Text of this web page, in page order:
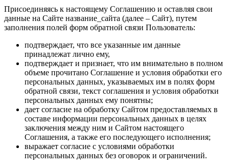
Присоединяясь к настоящему Соглашению и оставляя свои
данные на Сайте название_сайта (далее – Сайт), путем
заполнения полей форм обратной связи Пользователь:
подтверждает, что все указанные им данные
принадлежат лично ему,
подтверждает и признает, что им внимательно в полном
объеме прочитано Соглашение и условия обработки его
персональных данных, указываемых им в полях форм
обратной связи, текст соглашения и условия обработки
персональных данных ему понятны;
дает согласие на обработку Сайтом предоставляемых в
составе информации персональных данных в целях
заключения между ним и Сайтом настоящего
Соглашения, а также его последующего исполнения;
выражает согласие с условиями обработки
персональных данных без оговорок и ограничений.